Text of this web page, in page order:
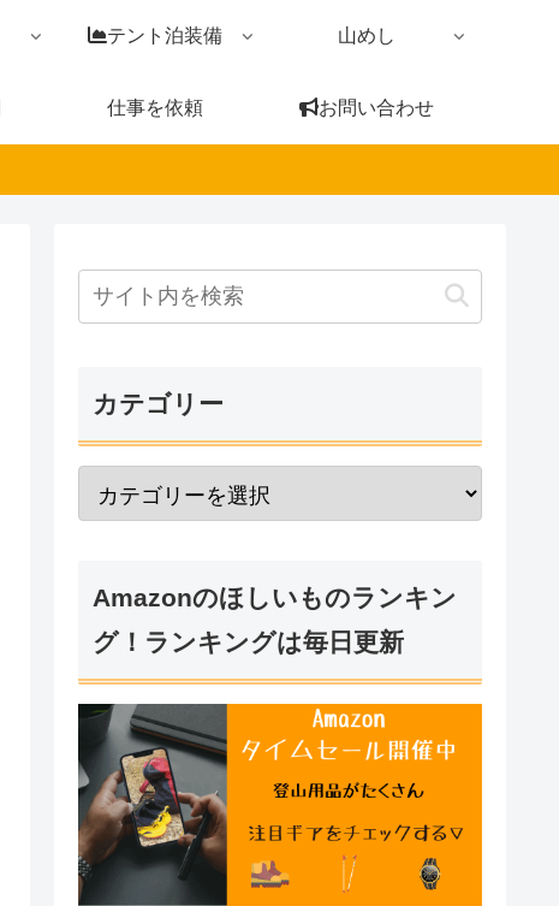
テント泊装備 山めし
仕事を依頼 お問い合わせ
カテゴリー
Amazonのほしいものランキン
グ！ランキングは毎日更新